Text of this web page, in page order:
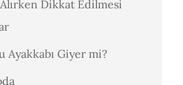
Dikkat Edilmesi
Ayakkabı Giyer mi?